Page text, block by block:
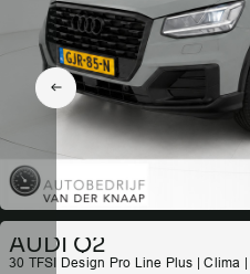
AUDI Q2
30 TFSI Design Pro Line Plus | Clima